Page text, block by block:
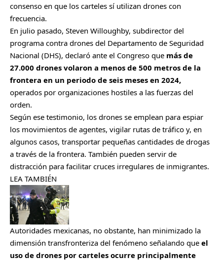
consenso en que los carteles sí utilizan drones con
frecuencia.
En julio pasado, Steven Willoughby, subdirector del
programa contra drones del Departamento de Seguridad
Nacional (DHS), declaró ante el Congreso que más de
27.000 drones volaron a menos de 500 metros de la
frontera en un periodo de seis meses en 2024,
operados por organizaciones hostiles a las fuerzas del
orden.
Según ese testimonio, los drones se emplean para espiar
los movimientos de agentes, vigilar rutas de tráfico y, en
algunos casos, transportar pequeñas cantidades de drogas
a través de la frontera. También pueden servir de
distracción para facilitar cruces irregulares de inmigrantes.
LEA TAMBIÉN
Autoridades mexicanas, no obstante, han minimizado la
dimensión transfronteriza del fenómeno señalando que el
uso de drones por carteles ocurre principalmente